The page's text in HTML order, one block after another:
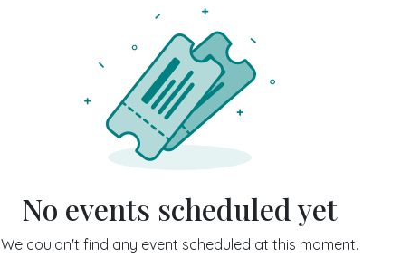
No events scheduled yet
We couldn't find any event scheduled at this moment.